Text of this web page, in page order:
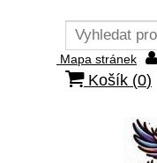
Mapa stránek
Košík (0)